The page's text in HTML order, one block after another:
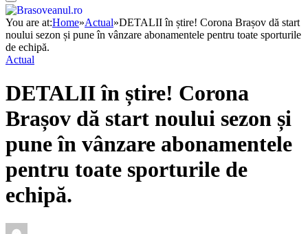
You are at:Home»Actual»DETALII în știre! Corona Brașov dă start
noului sezon și pune în vânzare abonamentele pentru toate sporturile
de echipă.
Actual
DETALII în știre! Corona
Brașov dă start noului sezon și
pune în vânzare abonamentele
pentru toate sporturile de
echipă.